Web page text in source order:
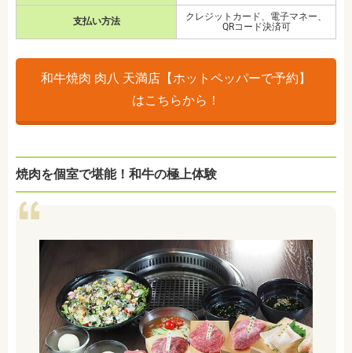
支払い方法
クレジットカード、電子マネー、
QRコード決済可
和牛焼肉 肉八 天満店【ホットペッパーで予約】
はこちらから！
焼肉を個室で堪能！和牛の極上体験